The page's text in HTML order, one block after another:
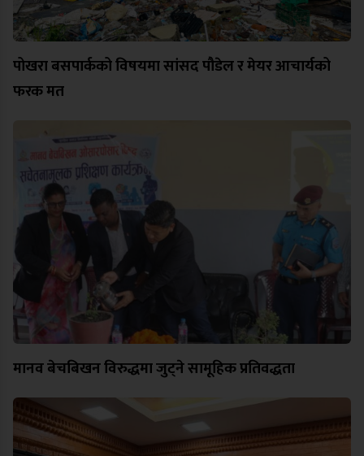
पोखरा बसपार्कको विषयमा सांसद पौडेल र मेयर आचार्यको
फरक मत
मानव बेचबिखन विरुद्धमा जुट्ने सामूहिक प्रतिवद्धता